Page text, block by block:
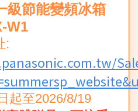
級節能變頻冰箱
W1
:
起至2026/8/19